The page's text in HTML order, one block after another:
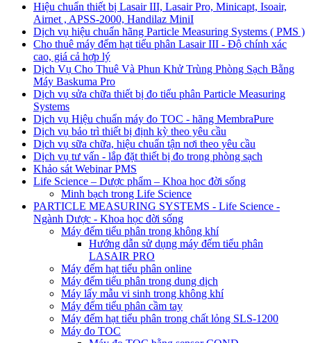
Hiệu chuẩn thiết bị Lasair III, Lasair Pro, Minicapt, Isoair,
Airnet , APSS-2000, Handilaz MiniI
Dịch vụ hiệu chuẩn hãng Particle Measuring Systems ( PMS )
Cho thuê máy đếm hạt tiểu phân Lasair III - Độ chính xác
cao, giá cả hợp lý
Dịch Vụ Cho Thuê Và Phun Khử Trùng Phòng Sạch Bằng
Máy Baskuma Pro
Dịch vụ sửa chữa thiết bị đo tiểu phân Particle Measuring
Systems
Dịch vụ Hiệu chuẩn máy đo TOC - hãng MembraPure
Dịch vụ bảo trì thiết bị định kỳ theo yêu cầu
Dịch vụ sữa chữa, hiệu chuẩn tận nơi theo yêu cầu
Dịch vụ tư vấn - lắp đặt thiết bị đo trong phòng sạch
Khảo sát Webinar PMS
Life Science – Dược phẩm – Khoa học đời sống
Minh bạch trong Life Science
PARTICLE MEASURING SYSTEMS - Life Science -
Ngành Dược - Khoa học đời sống
Máy đếm tiểu phân trong không khí
Hướng dẫn sử dụng máy đếm tiểu phân
LASAIR PRO
Máy đếm hạt tiểu phân online
Máy đếm tiểu phân trong dung dịch
Máy lấy mẫu vi sinh trong không khí
Máy đếm tiểu phân cầm tay
Máy đếm hạt tiểu phân trong chất lỏng SLS-1200
Máy đo TOC